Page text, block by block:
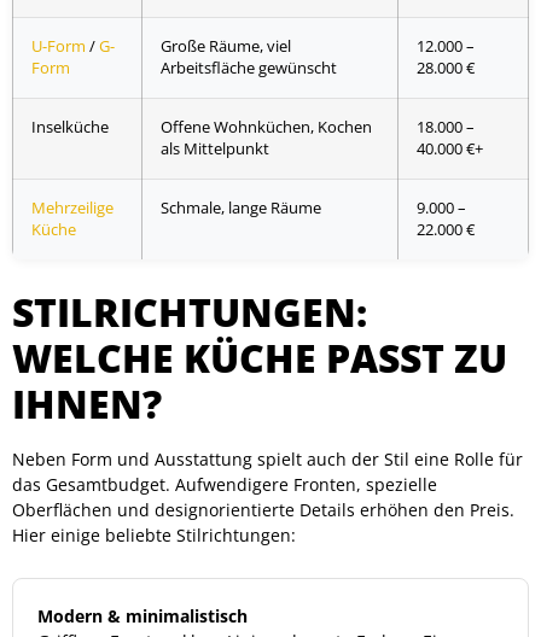
U-Form /G-
Form
Große Räume, viel
Arbeitsfläche gewünscht
12.000 –
28.000 €
Inselküche
Offene Wohnküchen, Kochen
als Mittelpunkt
18.000 –
40.000 €+
Mehrzeilige
Küche
Schmale, lange Räume
9.000 –
22.000 €
STILRICHTUNGEN:
WELCHE KÜCHE PASST ZU
IHNEN?
Neben Form und Ausstattung spielt auch der Stil eine Rolle für
das Gesamtbudget. Aufwendigere Fronten, spezielle
Oberflächen und designorientierte Details erhöhen den Preis.
Hier einige beliebte Stilrichtungen:
Modern & minimalistisch